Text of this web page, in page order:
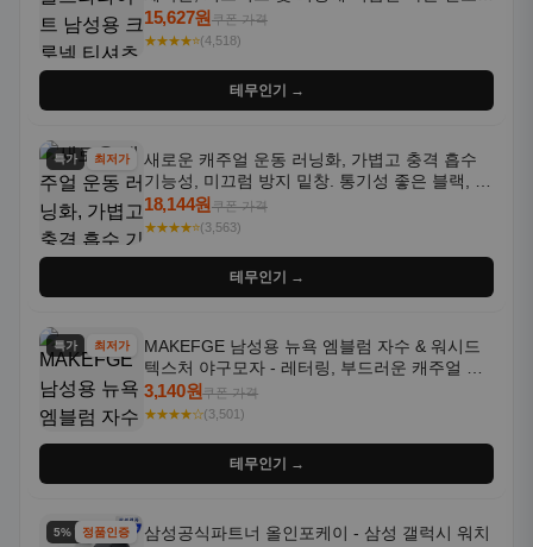
통기성 좋은 수분 흡수 반팔 운동복
15,627원쿠폰 가격
★★★★⭐(4,518)
테무인기 →
특가 최저가
새로운 캐주얼 운동 러닝화, 가볍고 충격 흡수
기능성, 미끄럼 방지 밑창. 통기성 좋은 블랙, 화
이트, 퍼플 그라데이션 색상
18,144원쿠폰 가격
★★★★⭐(3,563)
테무인기 →
특가 최저가
MAKEFGE 남성용 뉴욕 엠블럼 자수 & 워시드
텍스처 야구모자 - 레터링, 부드러운 캐주얼 모
자, NYC 스타일
3,140원쿠폰 가격
★★★★☆(3,501)
테무인기 →
5% 할인정품인증
삼성공식파트너 올인포케이 - 삼성 갤럭시 워치